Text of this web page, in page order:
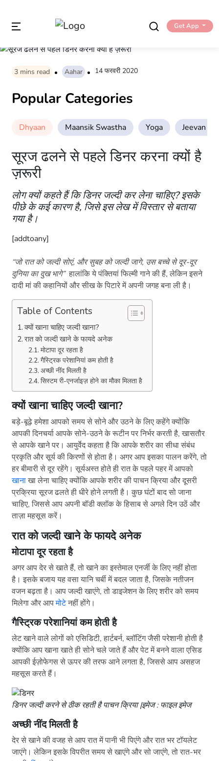
सूरज ढलने से पहले डिनर करना क्यों है
ज़रूरी
लोग क्यों कहते हैं कि डिनर जल्दी कर लेना चाहिए? इसके
पीछे के कई कारण है, जिसे इस लेख में विस्तार से बताया
गया है।
[addtoany]
दुनिया का दुख भागे”हालांकि ये पंक्तियां फिल्मी गाने की हैं, लेकिन इसने
दादी मां की कहानियों और सीख के पिटारे में अपनी जगह बना ली है।
Table of Contents
क्यों खाना चाहिए जल्दी खाना?
रात को जल्दी खाने के फायदे अनेक
मोटापा दूर रहता है
गैस्ट्रिक परेशानियां कम होती है
अच्छी नींद मिलती है
सिस्टम री-एनर्जाइज़ होने का मौका मिलता है
क्यों खाना चाहिए जल्दी खाना?
बड़े-बूढ़े हमेशा आपको समय से सोने और उठने के लिए कहेंगे क्योंकि
आपकी दिनचर्या आपके सोने-उठने के रूटीन पर निर्भर करती है, खासतौर
से आपके खाने पर। आयुर्वेद कहता है कि आपके शरीर का सीधा संबंध
प्रकृति और सूर्य की किरणों से होता है। अगर आप इसका पालन करेंगे, तो
हर बीमारी से दूर रहेंगे। सूर्यअस्त होते ही रात के पहले पहर में आपको
खानाखा लेना चाहिए क्योंकि आपके शरीर की पाचन क्रिया और दूसरी
प्रक्रिया सूरज ढलते ही धीरे होने लगती है। कुछ घंटों बाद सो जाना
चाहिए, जिससे आप अपनी बॉडी क्लॉक के हिसाब से अगले दिन उठें और
ताज़ा महसूस करें।
रात को जल्दी खाने के फायदे अनेक
मोटापा दूर रहता है
अगर आप देर से खाते हैं, तो खाने का इस्तेमाल एनर्जी के लिए नहीं होता
है। इसके बजाय यह वसा यानि चर्बी में बदल जाता है, जिसके नतीजन
वजन बढ़ता है। आप जल्दी खाएंगे, तो डाइजेशन के लिए शरीर को समय
मिलेगा और आपमोटेनहीं होंगे।
गैस्ट्रिक परेशानियां कम होती है
लेट खाने वाले लोगों को एसिडिटी, हार्टबर्न, ब्लॉटिंग जैसी परेशानी होती है
क्योंकि आप खाना खाते ही सोने चले जाते हैं और पेट में बनने वाला एसिड
आपकी ईज़ोफेगस से ऊपर की तरफ आने लगता है, जिससे आप असहज
महसूस करते हैं।
डिनर जल्दी करने से ठीक रहती है पाचन क्रिया |इमेज : फाइल इमेज
अच्छी नींद मिलती है
देर से खाने की वजह से आप रात में पानी भी पिएंगे और रात भर टॉयलेट
जाएंगे। लेकिन इसके विपरीत समय से खाएंगे और सो जाएंगे, तो रात-भर
अच्छी नींदपाएंगे।